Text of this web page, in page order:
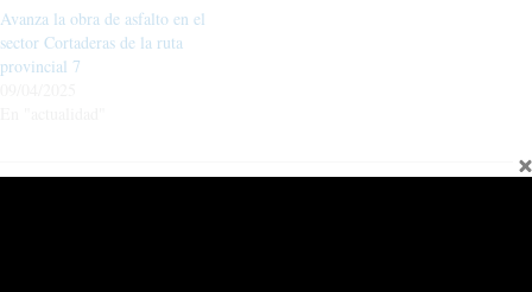
Avanza la obra de asfalto en el
sector Cortaderas de la ruta
provincial 7